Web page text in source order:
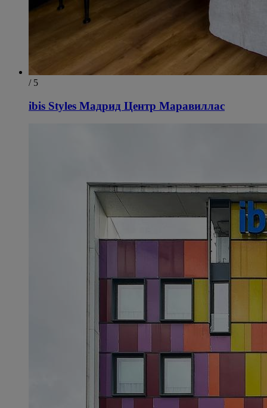
/ 5
ibis Styles Мадрид Центр Маравиллас